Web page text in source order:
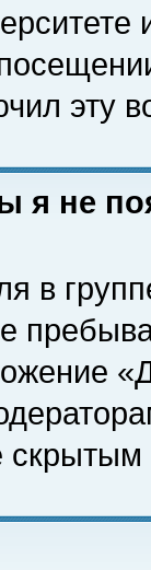
эту
я не
в
скрытым